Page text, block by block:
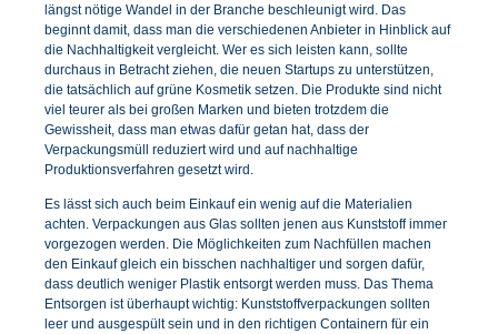
längst nötige Wandel in der Branche beschleunigt wird. Das
beginnt damit, dass man die verschiedenen Anbieter in Hinblick auf
die Nachhaltigkeit vergleicht. Wer es sich leisten kann, sollte
durchaus in Betracht ziehen, die neuen Startups zu unterstützen,
die tatsächlich auf grüne Kosmetik setzen. Die Produkte sind nicht
viel teurer als bei großen Marken und bieten trotzdem die
Gewissheit, dass man etwas dafür getan hat, dass der
Verpackungsmüll reduziert wird und auf nachhaltige
Produktionsverfahren gesetzt wird.
Es lässt sich auch beim Einkauf ein wenig auf die Materialien
achten. Verpackungen aus Glas sollten jenen aus Kunststoff immer
vorgezogen werden. Die Möglichkeiten zum Nachfüllen machen
den Einkauf gleich ein bisschen nachhaltiger und sorgen dafür,
dass deutlich weniger Plastik entsorgt werden muss. Das Thema
Entsorgen ist überhaupt wichtig: Kunststoffverpackungen sollten
leer und ausgespült sein und in den richtigen Containern für ein